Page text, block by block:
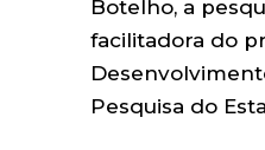
Botelho, a
facilitadora do
Pesquisa do